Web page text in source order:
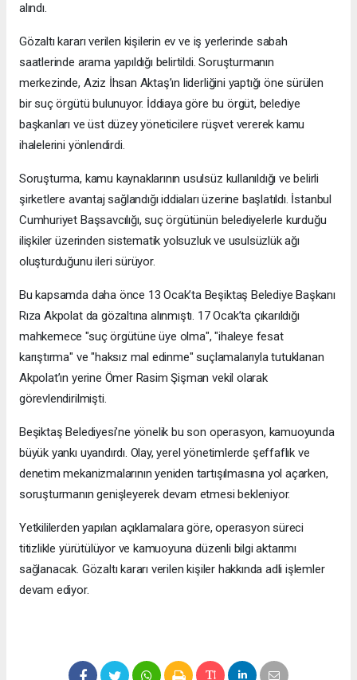
alındı.
Gözaltı kararı verilen kişilerin ev ve iş yerlerinde sabah
saatlerinde arama yapıldığı belirtildi. Soruşturmanın
merkezinde, Aziz İhsan Aktaş’ın liderliğini yaptığı öne sürülen
bir suç örgütü bulunuyor. İddiaya göre bu örgüt, belediye
başkanları ve üst düzey yöneticilere rüşvet vererek kamu
ihalelerini yönlendirdi.
Soruşturma, kamu kaynaklarının usulsüz kullanıldığı ve belirli
şirketlere avantaj sağlandığı iddiaları üzerine başlatıldı. İstanbul
Cumhuriyet Başsavcılığı, suç örgütünün belediyelerle kurduğu
ilişkiler üzerinden sistematik yolsuzluk ve usulsüzlük ağı
oluşturduğunu ileri sürüyor.
Bu kapsamda daha önce 13 Ocak’ta Beşiktaş Belediye Başkanı
Rıza Akpolat da gözaltına alınmıştı. 17 Ocak’ta çıkarıldığı
mahkemece "suç örgütüne üye olma", "ihaleye fesat
karıştırma" ve "haksız mal edinme" suçlamalarıyla tutuklanan
Akpolat’ın yerine Ömer Rasim Şişman vekil olarak
görevlendirilmişti.
Beşiktaş Belediyesi’ne yönelik bu son operasyon, kamuoyunda
büyük yankı uyandırdı. Olay, yerel yönetimlerde şeffaflık ve
denetim mekanizmalarının yeniden tartışılmasına yol açarken,
soruşturmanın genişleyerek devam etmesi bekleniyor.
Yetkililerden yapılan açıklamalara göre, operasyon süreci
titizlikle yürütülüyor ve kamuoyuna düzenli bilgi aktarımı
sağlanacak. Gözaltı kararı verilen kişiler hakkında adli işlemler
devam ediyor.